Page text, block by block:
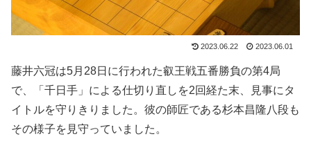
2023.06.22 2023.06.01
藤井六冠は5月28日に行われた叡王戦五番勝負の第4局
で、「千日手」による仕切り直しを2回経た末、見事にタ
イトルを守りきりました。彼の師匠である杉本昌隆八段も
その様子を見守っていました。